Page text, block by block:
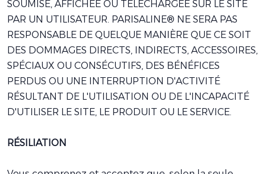
SOUMISE, AFFICHÉE OU TÉLÉCHARGÉE SUR LE SITE
PAR UN UTILISATEUR. PARISALINE® NE SERA PAS
RESPONSABLE DE QUELQUE MANIÈRE QUE CE SOIT
DES DOMMAGES DIRECTS, INDIRECTS, ACCESSOIRES,
SPÉCIAUX OU CONSÉCUTIFS, DES BÉNÉFICES
PERDUS OU UNE INTERRUPTION D'ACTIVITÉ
RÉSULTANT DE L'UTILISATION OU DE L'INCAPACITÉ
D'UTILISER LE SITE, LE PRODUIT OU LE SERVICE.
RÉSILIATION